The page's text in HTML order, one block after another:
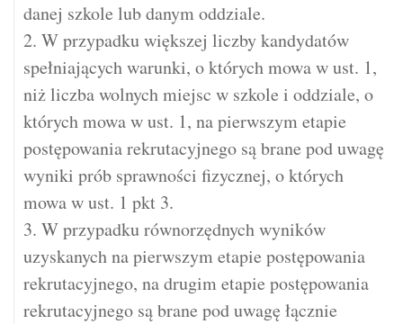
danej szkole lub danym oddziale.
2. W przypadku większej liczby kandydatów
spełniających warunki, o których mowa w ust. 1,
niż liczba wolnych miejsc w szkole i oddziale, o
których mowa w ust. 1, na pierwszym etapie
postępowania rekrutacyjnego są brane pod uwagę
wyniki prób sprawności fizycznej, o których
mowa w ust. 1 pkt 3.
3. W przypadku równorzędnych wyników
uzyskanych na pierwszym etapie postępowania
rekrutacyjnego, na drugim etapie postępowania
rekrutacyjnego są brane pod uwagę łącznie